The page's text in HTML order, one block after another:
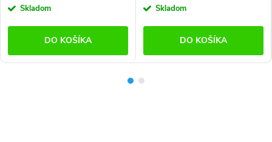
cena:Skladom
DO KOŠÍKA
cena:Skladom
DO KOŠÍKA